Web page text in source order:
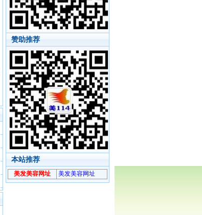
赞助推荐
本站推荐